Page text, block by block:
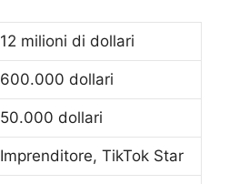
12 milioni di dollari
600.000 dollari
50.000 dollari
Imprenditore, TikTok Star